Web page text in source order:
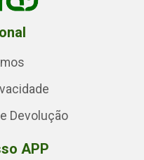
Devolução
APP